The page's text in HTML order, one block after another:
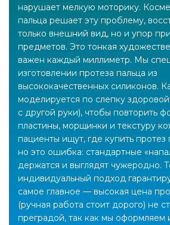
нарушает мелкую моторику.
пальца решает эту проблему,
только внешний вид, но и упор при
предметов. Это тонкая
важен каждый миллиметр. Мы
изготовлении протеза пальца из
высококачественных силиконов.
моделируется по слепку
с другой руки), чтобы повторить
пластины, морщинки и текстуру
пациенты ищут, где купить протез
но это ошибка: стандартные
держатся и выглядят чужеродно.
индивидуальный подход
самое главное — высокая цена
(ручная работа стоит дорого) не
преградой, так как мы оформляем